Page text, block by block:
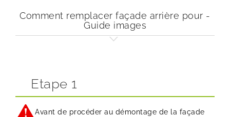
Comment remplacer façade arrière pour -
Guide images
Etape 1
Avant de procéder au démontage de la façade